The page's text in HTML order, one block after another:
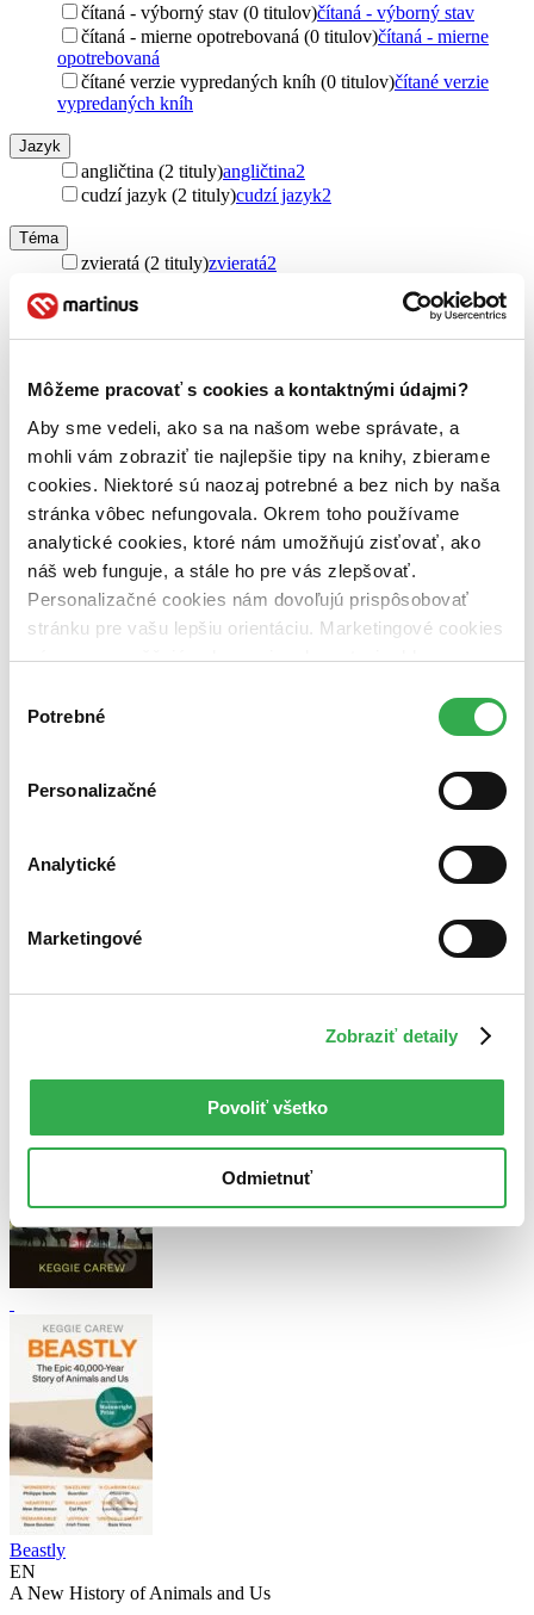
Môžeme pracovať s cookies a kontaktnými údajmi?
Aby sme vedeli, ako sa na našom webe správate, a
mohli vám zobraziť tie najlepšie tipy na knihy, zbierame
cookies. Niektoré sú naozaj potrebné a bez nich by naša
stránka vôbec nefungovala. Okrem toho používame
analytické cookies, ktoré nám umožňujú zisťovať, ako
náš web funguje, a stále ho pre vás zlepšovať.
Personalizačné cookies nám dovoľujú prispôsobovať
stránku pre vašu lepšiu orientáciu. Marketingové cookies
nám zas umožňujú zobrazenie relevantnej reklamy.
nám pomohlo, keby sme mohli používať všetky tieto
súhlasu
Potrebné
Personalizačné
Analytické
Marketingové
Zobraziť detaily
Povoliť všetko
Odmietnuť
čítaná - výborný stav (0 titulov)čítaná - výborný stav
čítaná - mierne opotrebovaná (0 titulov)čítaná - mierne
opotrebovaná
čítané verzie vypredaných kníh (0 titulov)čítané verzie
vypredaných kníh
Jazyk
angličtina (2 tituly)angličtina2
cudzí jazyk (2 tituly)cudzí jazyk2
Téma
zvieratá (2 tituly)zvieratá2
2
zvieratá a ľudia (2 tituly)
zahraničný (2 tituly) zahraničný
Gibraltár (2 tituly)Gibraltár2
Keggie Carew (2 tituly)Keggie Carew
Vydavateľstvo
Canongate Books (2 tituly)Canongate Books2
Väzba
pevná väzba (1 titul)pevná väzba1
brožovaná väzba (1 titul)brožovaná väzba1
Zoradiť
Top hodnotené
Novinky
Najvyššia zľava
Beastly
EN
A New History of Animals and Us